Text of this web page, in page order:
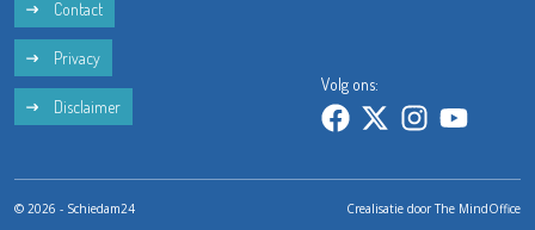
Contact
Privacy
Disclaimer
Volg ons:
© 2026 - Schiedam24 Crealisatie doorThe MindOffice